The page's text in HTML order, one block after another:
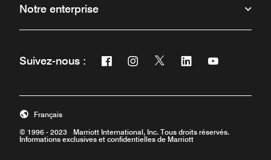
Notre enterprise
Suivez-nous : Facebook
Ouvre une nouvelle fenêtre
Instagram
Ouvre une nouvelle fenêtre
Twitter
Ouvre une nouvelle
Linkedin
Ouvre uneOuvre une
© 1996 - 2023 Marriott International, Inc. Tous droits réservés.
Informations exclusives et confidentielles de Marriott
Français